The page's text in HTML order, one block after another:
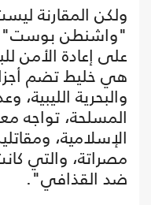
ولكن المقارنة
"واشنطن بوست"
على إعادة الأمن
هي خليط تضم
والبحرية الليبية،
المسلحة، تواجه
الإسلامية،
مصراتة، والتي
ضد القذافي".